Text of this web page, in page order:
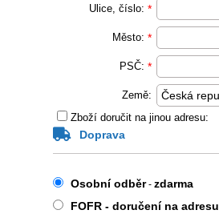
Ulice, číslo: *
Město: *
PSČ: *
Země:
Zboží doručit na jinou adresu:
Doprava
Osobní odběr- zdarma
FOFR - doručení na adresu